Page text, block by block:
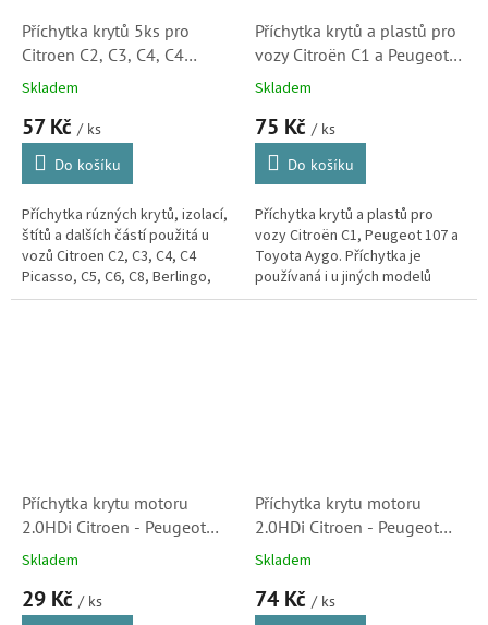
Příchytka krytů 5ks pro
Citroen C2, C3, C4, C4
Picasso, C5, C6, C8,
DS3 (703018, C30719)
Skladem
57 Kč / ks
Do košíku
Příchytka rúzných krytů, izolací,
štítů a dalších částí použitá u
vozů Citroen C2, C3, C4, C4
Picasso, C5, C6, C8, Berlingo,
Xsara, Jumpy, C4 Cactus, C-
Příchytka krytů a plastů pro
vozy Citroën C1 a Peugeot
107 (10ks, 6822QP)
Skladem
75 Kč / ks
Do košíku
Příchytka krytů a plastů pro
vozy Citroën C1, Peugeot 107 a
Toyota Aygo. Příchytka je
používaná i u jiných modelů
Toyota a Mazda.
Příchytka krytu motoru
2.0HDi Citroen - Peugeot
(013711)
Skladem
29 Kč / ks
Příchytka krytu motoru
2.0HDi Citroen - Peugeot
(0137F6)
Skladem
74 Kč / ks